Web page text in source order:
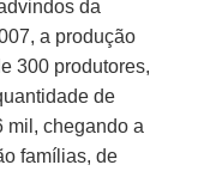
da
a produção
300 produtores,
de
mil, chegando a
famílias, de